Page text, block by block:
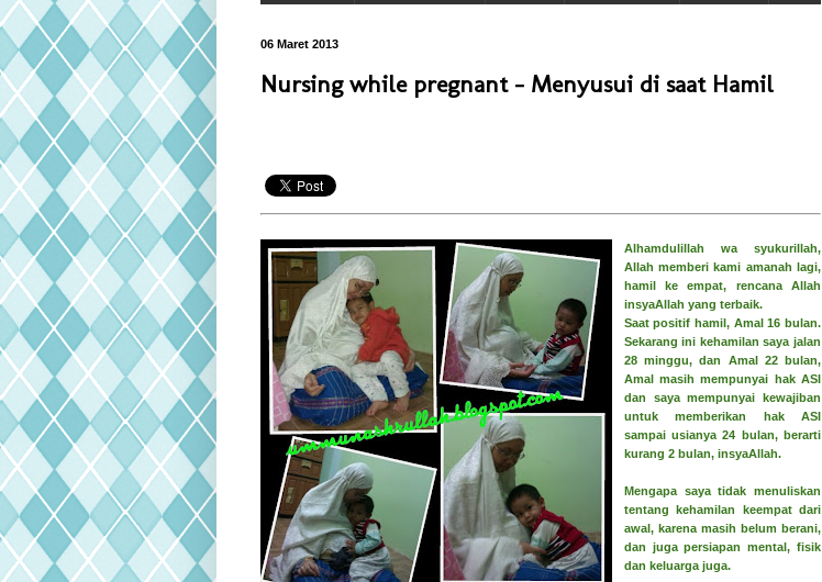
06 Maret 2013
Nursing while pregnant - Menyusui di saat Hamil
Alhamdulillah wa syukurillah,
Allah memberi kami amanah lagi,
hamil ke empat, rencana Allah
insyaAllah yang terbaik.
Saat positif hamil, Amal 16 bulan.
Sekarang ini kehamilan saya jalan
28 minggu, dan Amal 22 bulan,
Amal masih mempunyai hak ASI
dan saya mempunyai kewajiban
untuk memberikan hak ASI
sampai usianya 24 bulan, berarti
kurang 2 bulan, insyaAllah.
Mengapa saya tidak menuliskan
tentang kehamilan keempat dari
awal, karena masih belum berani,
dan juga persiapan mental, fisik
dan keluarga juga.